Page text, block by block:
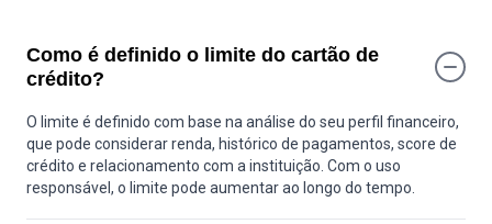
Como é definido o limite do cartão de
crédito?
O limite é definido com base na análise do seu perfil financeiro,
que pode considerar renda, histórico de pagamentos, score de
crédito e relacionamento com a instituição. Com o uso
responsável, o limite pode aumentar ao longo do tempo.